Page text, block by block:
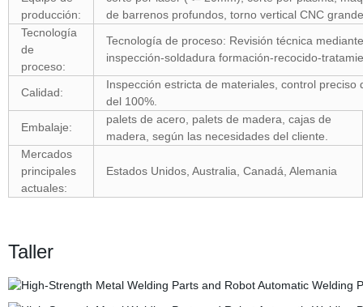
producción:
de barrenos profundos, torno vertical CNC
Tecnología
de
proceso:
Tecnología de proceso: Revisión técnica
inspección-soldadura formación-recocido-
Calidad:
Inspección estricta de materiales, control
del 100%.
Embalaje:
palets de acero, palets de madera, cajas de
madera, según las necesidades del cliente.
Mercados
principales
actuales:
Estados Unidos, Australia, Canadá, Alemania
Taller